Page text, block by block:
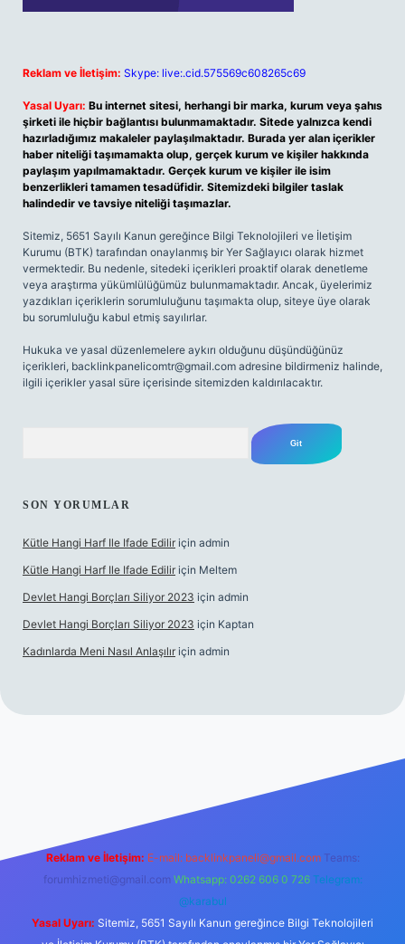
Reklam ve İletişim: Skype: live:.cid.575569c608265c69
Yasal Uyarı: Bu internet sitesi, herhangi bir marka, kurum veya şahıs
şirketi ile hiçbir bağlantısı bulunmamaktadır. Sitede yalnızca kendi
hazırladığımız makaleler paylaşılmaktadır. Burada yer alan içerikler
haber niteliği taşımamakta olup, gerçek kurum ve kişiler hakkında
paylaşım yapılmamaktadır. Gerçek kurum ve kişiler ile isim
benzerlikleri tamamen tesadüfidir. Sitemizdeki bilgiler taslak
halindedir ve tavsiye niteliği taşımazlar.
Sitemiz, 5651 Sayılı Kanun gereğince Bilgi Teknolojileri ve İletişim
Kurumu (BTK) tarafından onaylanmış bir Yer Sağlayıcı olarak hizmet
vermektedir. Bu nedenle, sitedeki içerikleri proaktif olarak denetleme
veya araştırma yükümlülüğümüz bulunmamaktadır. Ancak, üyelerimiz
yazdıkları içeriklerin sorumluluğunu taşımakta olup, siteye üye olarak
bu sorumluluğu kabul etmiş sayılırlar.
Hukuka ve yasal düzenlemelere aykırı olduğunu düşündüğünüz
içerikleri, backlinkpanelicomtr@gmail.com adresine bildirmeniz halinde,
ilgili içerikler yasal süre içerisinde sitemizden kaldırılacaktır.
SON YORUMLAR
Kütle Hangi Harf Ile Ifade Edilir için admin
Kütle Hangi Harf Ile Ifade Edilir için Meltem
Devlet Hangi Borçları Siliyor 2023 için admin
Devlet Hangi Borçları Siliyor 2023 için Kaptan
Kadınlarda Meni Nasıl Anlaşılır için admin
Betexper
Reklam ve İletişim: E-mail: backlinkpaneli@gmail.com Teams:
forumhizmeti@gmail.com Whatsapp: 0262 606 0 726 Telegram:
@karabul
Yasal Uyarı: Sitemiz, 5651 Sayılı Kanun gereğince Bilgi Teknolojileri